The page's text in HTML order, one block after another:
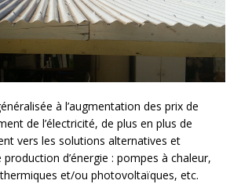
à l’augmentation des prix de
de l’électricité, de plus en plus de
vers les solutions alternatives et
production d’énergie : pompes à chaleur,
et/ou photovoltaïques, etc.